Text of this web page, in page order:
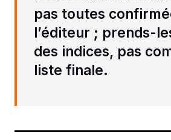
pas toutes
l’éditeur ; prends-
des indices, pas
liste finale.